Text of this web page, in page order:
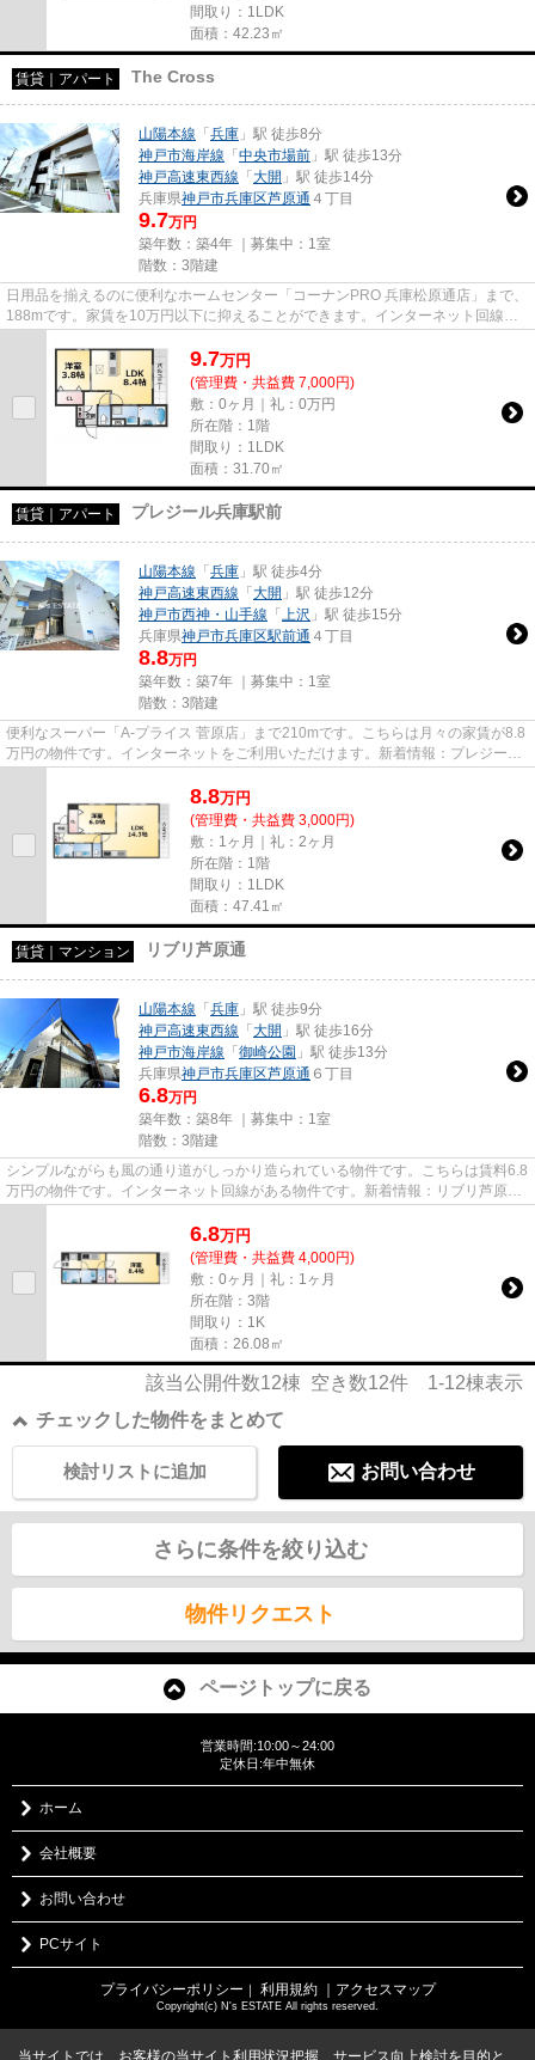
間取り：1LDK
面積：42.23㎡
賃貸｜アパート The Cross
山陽本線 「 兵庫 」駅 徒歩8分
神戸市海岸線 「 中央市場前 」駅 徒歩13分
神戸高速東西線 「 大開 」駅 徒歩14分
兵庫県神戸市兵庫区芦原通 ４丁目
9.7万円
築年数：築4年 ｜募集中： 1室
階数：3階建
日用品を揃えるのに便利なホームセンター「コーナンPRO 兵庫松原通店」まで、
188mです。家賃を10万円以下に抑えることができます。インターネット回線が
9.7万円
(管理費・共益費 7,000円)
敷：0ヶ月｜礼：0万円
所在階：1階
間取り：1LDK
面積：31.70㎡
賃貸｜アパート プレジール兵庫駅前
山陽本線 「 兵庫 」駅 徒歩4分
神戸高速東西線 「 大開 」駅 徒歩12分
神戸市西神・山手線 「 上沢 」駅 徒歩15分
兵庫県神戸市兵庫区駅前通 ４丁目
8.8万円
築年数：築7年 ｜募集中： 1室
階数：3階建
便利なスーパー「A-プライス 菅原店」まで210mです。こちらは月々の家賃が8.8
万円の物件です。インターネットをご利用いただけます。新着情報：プレジール
8.8万円
(管理費・共益費 3,000円)
敷：1ヶ月｜礼：2ヶ月
所在階：1階
間取り：1LDK
面積：47.41㎡
賃貸｜マンション リブリ芦原通
山陽本線 「 兵庫 」駅 徒歩9分
神戸高速東西線 「 大開 」駅 徒歩16分
神戸市海岸線 「 御崎公園 」駅 徒歩13分
兵庫県神戸市兵庫区芦原通 ６丁目
6.8万円
築年数：築8年 ｜募集中： 1室
階数：3階建
シンプルながらも風の通り道がしっかり造られている物件です。こちらは賃料6.8
万円の物件です。インターネット回線がある物件です。新着情報：リブリ芦原通
6.8万円
(管理費・共益費 4,000円)
敷：0ヶ月｜礼：1ヶ月
所在階：3階
間取り：1K
面積：26.08㎡
該当公開件数12棟 空き数12件 1-12棟表示
チェックした物件をまとめて
お問い合わせ
検討リストに追加
さらに条件を絞り込む
物件リクエスト
ページトップに戻る
営業時間:10:00～24:00
定休日:年中無休
ホーム
会社概要
お問い合わせ
PCサイト
プライバシーポリシー ｜ 利用規約 ｜アクセスマップ
Copyright(c) N's ESTATE All rights reserved.
当サイトでは、お客様の当サイト利用状況把握、サービス向上検討を目的と